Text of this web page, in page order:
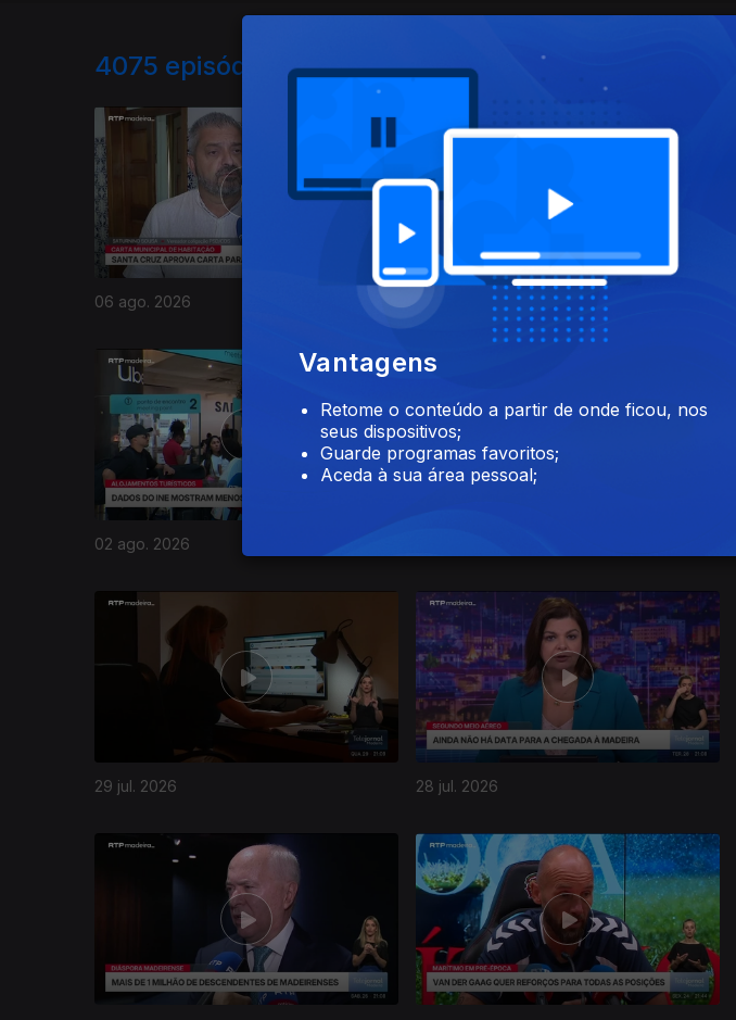
4075 episódios disponíveis
06 ago. 2026 05 ago. 2026
02 ago. 2026
29 jul. 2026 28 jul. 2026
945071
Vantagens
Retome o conteúdo a partir de onde ficou, nos
seus dispositivos;
Guarde programas favoritos;
Aceda à sua área pessoal;